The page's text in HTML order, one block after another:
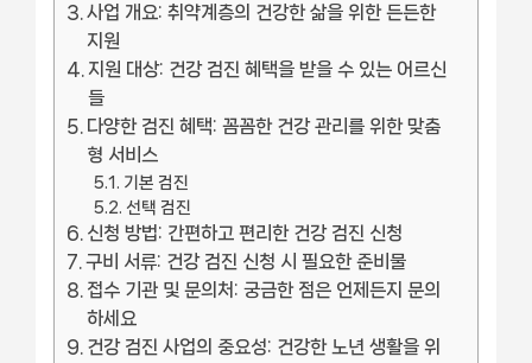
사업 개요: 취약계층의 건강한 삶을 위한 든든한
지원
지원 대상: 건강 검진 혜택을 받을 수 있는 어르신
들
다양한 검진 혜택: 꼼꼼한 건강 관리를 위한 맞춤
형 서비스
기본 검진
선택 검진
신청 방법: 간편하고 편리한 건강 검진 신청
구비 서류: 건강 검진 신청 시 필요한 준비물
접수 기관 및 문의처: 궁금한 점은 언제든지 문의
하세요
건강 검진 사업의 중요성: 건강한 노년 생활을 위